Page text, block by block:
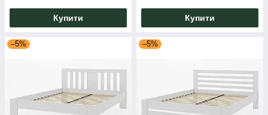
Купити Купити
–5% –5%